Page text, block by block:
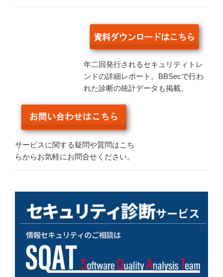
年二回発行されるセキュリティトレ
ンドの詳細レポート。BBSecで行わ
れた診断の統計データも掲載。
サービスに関する疑問や質問はこち
らからお気軽にお問合せください。